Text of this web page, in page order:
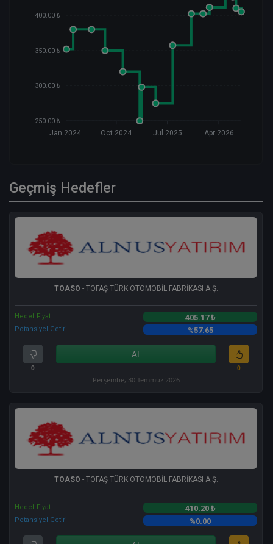
400.00 ₺
350.00 ₺
300.00 ₺
250.00 ₺
Jan 2024 Oct 2024 Jul 2025 Apr 2026
Geçmiş Hedefler
TOASO - TOFAŞ TÜRK OTOMOBİL FABRİKASI A.Ş.
Hedef Fiyat 405.17 ₺
Potansiyel Getiri %57.65
0
Al
0
Perşembe, 30 Temmuz 2026
TOASO - TOFAŞ TÜRK OTOMOBİL FABRİKASI A.Ş.
Hedef Fiyat 410.20 ₺
Potansiyel Getiri %0.00